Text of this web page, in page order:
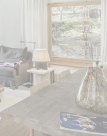
rare dans cette station
Un pied-à-terre raffiné,
de Crans-Montana en